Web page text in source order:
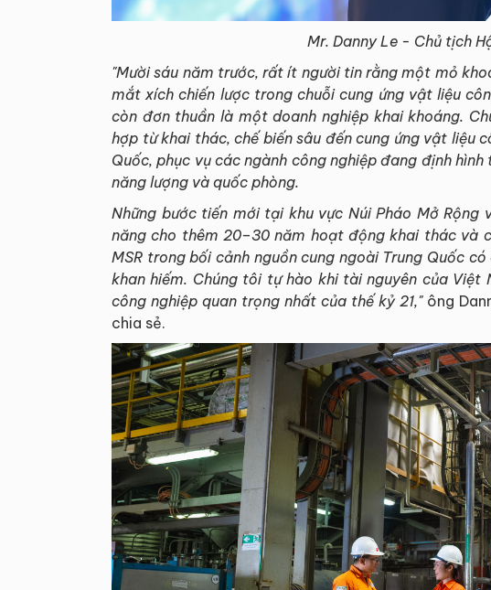
Mr. Danny Le - Chủ tịch
"Mười sáu năm trước, rất ít người tin rằng một mỏ
mắt xích chiến lược trong chuỗi cung ứng vật liệu
còn đơn thuần là một doanh nghiệp khai khoáng.
hợp từ khai thác, chế biến sâu đến cung ứng vật liệu
Quốc, phục vụ các ngành công nghiệp đang định
năng lượng và quốc phòng.
Những bước tiến mới tại khu vực Núi Pháo Mở
năng cho thêm 20–30 năm hoạt động khai thác và
MSR trong bối cảnh nguồn cung ngoài Trung Quốc
khan hiếm. Chúng tôi tự hào khi tài nguyên của Việt
công nghiệp quan trọng nhất của thế kỷ 21," ông
chia sẻ.